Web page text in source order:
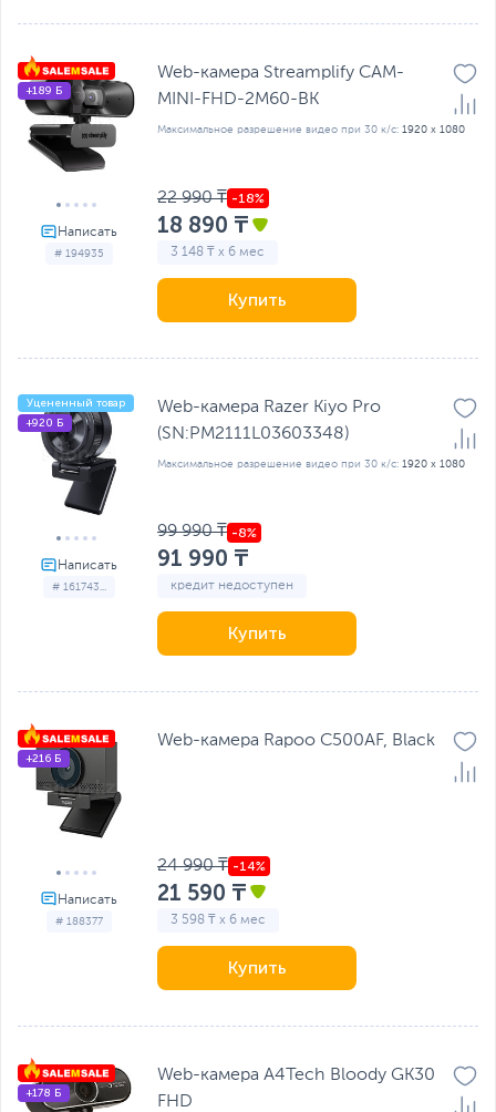
# 194935
+189 Б
Web-камера Streamplify CAM-
MINI-FHD-2M60-BK
Максимальное разрешение видео при 30 к/с: 1920 x 1080
22 990 ₸
18 890 ₸
3 148 ₸ x 6 мес
Купить
# 161743...
Уцененный товар
+920 Б
Web-камера Razer Kiyo Pro
(SN:PM2111L03603348)
Максимальное разрешение видео при 30 к/с: 1920 x 1080
99 990 ₸
91 990 ₸
кредит недоступен
Купить
# 188377
+216 Б
Web-камера Rapoo C500AF, Black
24 990 ₸
21 590 ₸
3 598 ₸ x 6 мес
Купить
+178 Б
Web-камера A4Tech Bloody GK30
FHD